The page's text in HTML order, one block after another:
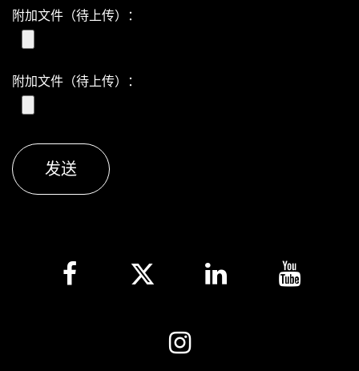
附加文件（待上传）：
附加文件（待上传）：
发送